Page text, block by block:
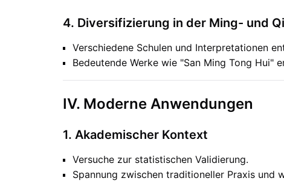
4. Diversifizierung in der Ming- und
Verschiedene Schulen und Interpretationen
Bedeutende Werke wie "San Ming Tong Hui"
IV. Moderne Anwendungen
1. Akademischer Kontext
Versuche zur statistischen Validierung.
Spannung zwischen traditioneller Praxis und